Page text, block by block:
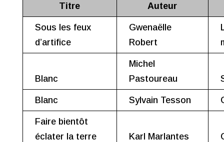
Titre Auteur
Sous les feux
d’artifice
Gwenaëlle
Robert
Blanc
Michel
Pastoureau
Blanc Sylvain Tesson
Faire bientôt
éclater la terre
Karl Marlantes